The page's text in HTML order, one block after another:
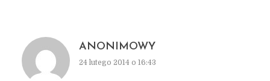
ANONIMOWY
24 lutego 2014 o 16:43